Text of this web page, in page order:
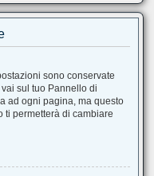
sono conservate
sul tuo Pannello di
ad ogni pagina, ma questo
ti permetterà di cambiare